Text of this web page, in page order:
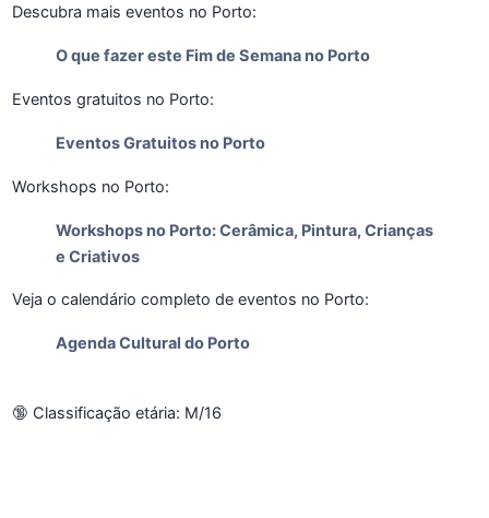
Descubra mais eventos no Porto:
O que fazer este Fim de Semana no Porto
Eventos gratuitos no Porto:
Eventos Gratuitos no Porto
Workshops no Porto:
Workshops no Porto: Cerâmica, Pintura, Crianças
e Criativos
Veja o calendário completo de eventos no Porto:
Agenda Cultural do Porto
🔞 Classificação etária: M/16